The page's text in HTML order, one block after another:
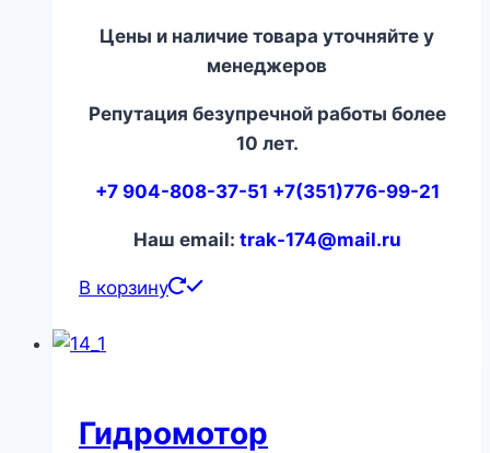
Цены и наличие товара уточняйте у
менеджеров
Репутация безупречной работы более
10 лет.
+7 904-808-37-51 +7(351)776-99-21
Наш email: trak-174@mail.ru
В корзину
Гидромотор